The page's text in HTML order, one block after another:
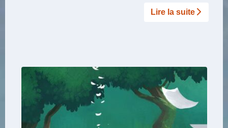
Lire la suite­­